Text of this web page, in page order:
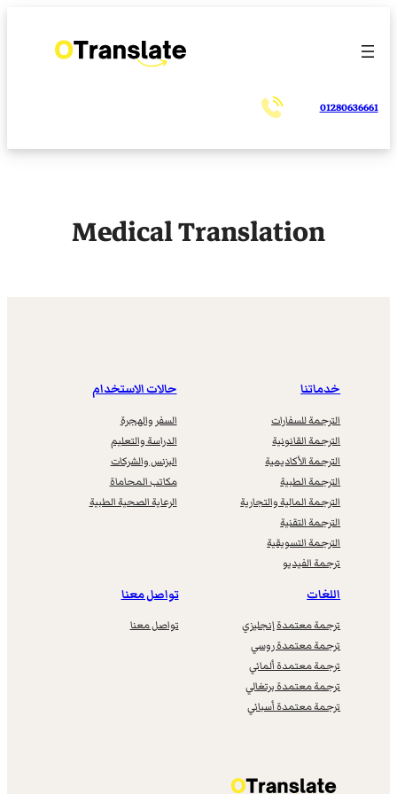
المحتوى
01280636661
Medical Translation
خدماتنا
الترجمة للسفارات
الترجمة القانونية
الترجمة الأكاديمية
الترجمة الطبية
الترجمة المالية والتجارية
الترجمة التقنية
الترجمة التسويقية
ترجمة الفيديو
حالات الاستخدام
السفر والهجرة
الدراسة والتعليم
البزنس والشركات
مكاتب المحاماة
الرعاية الصحية الطبية
اللغات
ترجمة معتمدة إنجليزي
ترجمة معتمدة روسي
ترجمة معتمدة ألماني
ترجمة معتمدة برتغالي
ترجمة معتمدة أسباني
تواصل معنا
تواصل معنا